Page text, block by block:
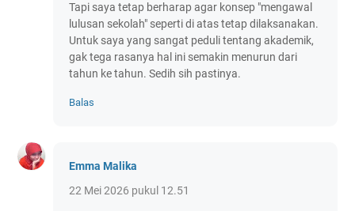
Tapi saya tetap berharap agar konsep "mengawal
lulusan sekolah" seperti di atas tetap dilaksanakan.
Untuk saya yang sangat peduli tentang akademik,
gak tega rasanya hal ini semakin menurun dari
tahun ke tahun. Sedih sih pastinya.
Balas
Emma Malika
22 Mei 2026 pukul 12.51